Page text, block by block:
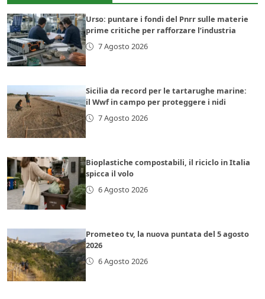
Urso: puntare i fondi del Pnrr sulle materie
prime critiche per rafforzare l’industria
7 Agosto 2026
Sicilia da record per le tartarughe marine:
il Wwf in campo per proteggere i nidi
7 Agosto 2026
Bioplastiche compostabili, il riciclo in Italia
spicca il volo
6 Agosto 2026
Prometeo tv, la nuova puntata del 5 agosto
2026
6 Agosto 2026